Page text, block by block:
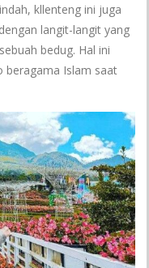
kllenteng ini juga
langit-langit yang
bedug. Hal ini
beragama Islam saat